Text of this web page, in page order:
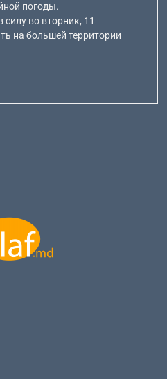
погоды.
силу во вторник, 11
на большей территории